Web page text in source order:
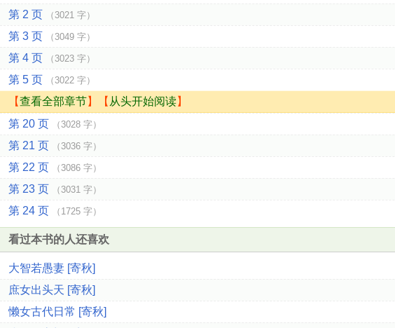
第 2 页 （3021 字）
第 3 页 （3049 字）
第 4 页 （3023 字）
第 5 页 （3022 字）
【查看全部章节】【 从头开始阅读】
第 20 页
（3028 字）
第 21 页 （3036 字）
第 22 页 （3086 字）
第 23 页 （3031 字）
第 24 页 （1725 字）
看过本书的人还喜欢
大智若愚妻 [寄秋]
庶女出头天 [寄秋]
懒女古代日常 [寄秋]